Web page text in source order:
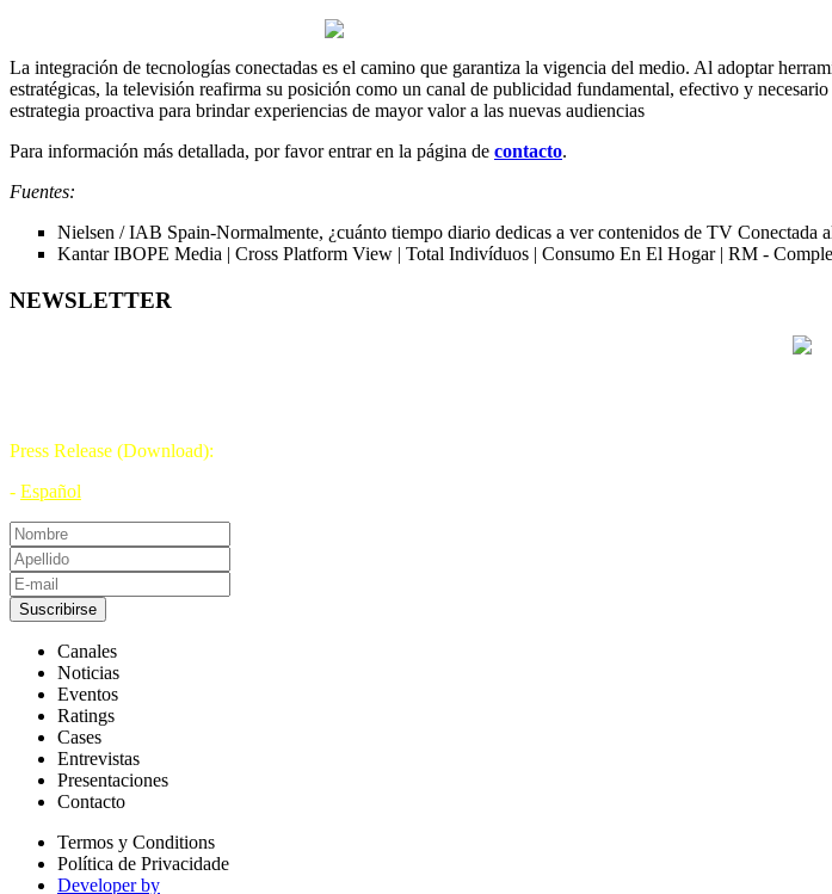
La integración de tecnologías conectadas es el camino que garantiza la vigencia del medio. Al adoptar
estratégicas, la televisión reafirma su posición como un canal de publicidad fundamental, efectivo y
estrategia proactiva para brindar experiencias de mayor valor a las nuevas audiencias
Para información más detallada, por favor entrar en la página de contacto.
Fuentes:
Nielsen / IAB Spain-Normalmente, ¿cuánto tiempo diario dedicas a ver contenidos de TV Conectada
Kantar IBOPE Media | Cross Platform View | Total Indivíduos | Consumo En El Hogar | RM -
NEWSLETTER
Press Release (Download):
- Español
Suscribirse
Canales
Noticias
Eventos
Ratings
Cases
Entrevistas
Presentaciones
Contacto
Termos y Conditions
Política de Privacidade
Developer by